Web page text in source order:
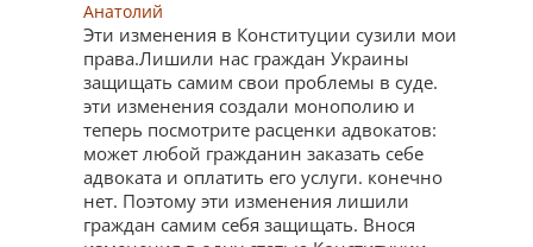
Анатолий
Эти изменения в Конституции сузили мои
права.Лишили нас граждан Украины
защищать самим свои проблемы в суде.
эти изменения создали монополию и
теперь посмотрите расценки адвокатов:
может любой гражданин заказать себе
адвоката и оплатить его услуги. конечно
нет. Поэтому эти изменения лишили
граждан самим себя защищать. Внося